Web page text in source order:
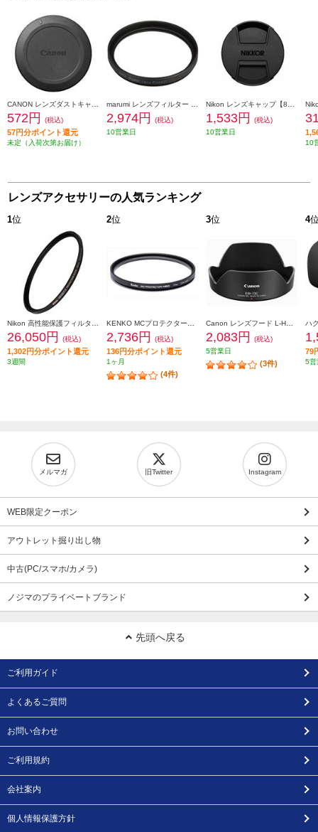
572円 (税込)
57円分ポイント還元
未定（入荷次第お届け）
2,974円
(税込)
10営業日
1,533円
(税込)
10営業日
10
レンズアクセサリーの人気ランキング
1位
26,050円 (税込)
1,302円分ポイント還元
3週間
2位
2,736円 (税込)
136円分ポイント還元
1ヶ月
(4件)
3位
2,083円
(税込)
5営業日
(3件)
4
79
5営
メルマガ 旧Twitter Instagram
WEB限定クーポン
アウトレット掘り出し物
中古(PC/スマホ/カメラ)
ノジマのプライベートブランド
先頭へ戻る
ご利用ガイド
よくあるご質問
お問い合わせ
ご利用規約
会社案内
個人情報保護方針